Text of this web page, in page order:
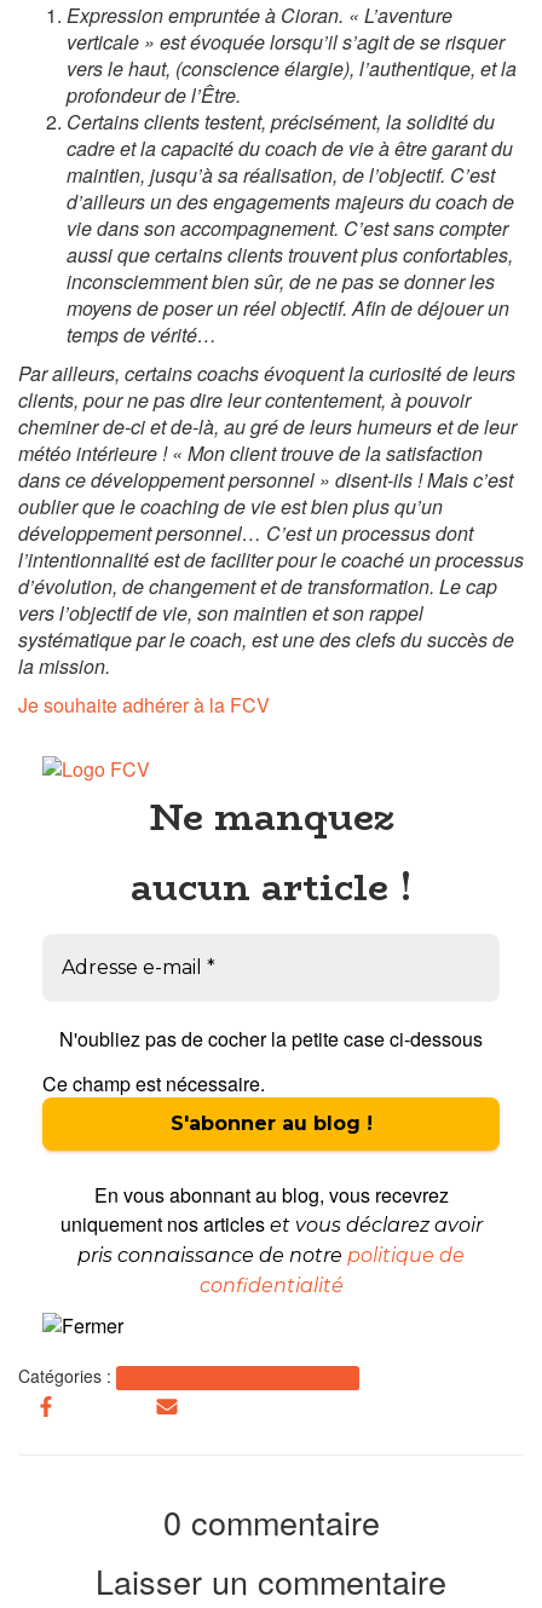
Expression empruntée à Cioran. « L’aventure
verticale » est évoquée lorsqu’il s’agit de se risquer
vers le haut, (conscience élargie), l’authentique, et la
profondeur de l’Être.
Certains clients testent, précisément, la solidité du
cadre et la capacité du coach de vie à être garant du
maintien, jusqu’à sa réalisation, de l’objectif. C’est
d’ailleurs un des engagements majeurs du coach de
vie dans son accompagnement. C’est sans compter
aussi que certains clients trouvent plus confortables,
inconsciemment bien sûr, de ne pas se donner les
moyens de poser un réel objectif. Afin de déjouer un
temps de vérité…
Par ailleurs, certains coachs évoquent la curiosité de leurs
clients, pour ne pas dire leur contentement, à pouvoir
cheminer de-ci et de-là, au gré de leurs humeurs et de leur
météo intérieure ! « Mon client trouve de la satisfaction
dans ce développement personnel » disent-ils ! Mais c’est
oublier que le coaching de vie est bien plus qu’un
développement personnel… C’est un processus dont
l’intentionnalité est de faciliter pour le coaché un processus
d’évolution, de changement et de transformation. Le cap
vers l’objectif de vie, son maintien et son rappel
systématique par le coach, est une des clefs du succès de
la mission.
Je souhaite adhérer à la FCV
Ne manquez
aucun article !
N'oubliez pas de cocher la petite case ci-dessous
Ce champ est nécessaire.
En vous abonnant au blog, vous recevrez
uniquement nos articleset vous déclarez avoir
pris connaissance de notre politique de
confidentialité
Catégories :
0 commentaire
Laisser un commentaire